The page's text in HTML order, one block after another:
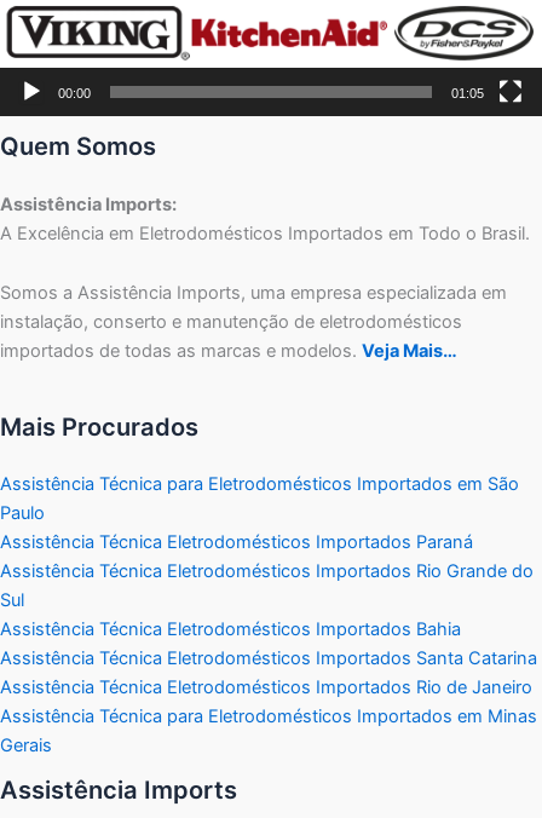
00:00 01:05
Quem Somos
Assistência Imports:
A Excelência em Eletrodomésticos Importados em Todo o Brasil.
Somos a Assistência Imports, uma empresa especializada em
instalação, conserto e manutenção de eletrodomésticos
importados de todas as marcas e modelos. Veja Mais…
Mais Procurados
Assistência Técnica para Eletrodomésticos Importados em São
Paulo
Assistência Técnica Eletrodomésticos Importados Paraná
Assistência Técnica Eletrodomésticos Importados Rio Grande do
Sul
Assistência Técnica Eletrodomésticos Importados Bahia
Assistência Técnica Eletrodomésticos Importados Santa Catarina
Assistência Técnica Eletrodomésticos Importados Rio de Janeiro
Assistência Técnica para Eletrodomésticos Importados em Minas
Gerais
Assistência Imports